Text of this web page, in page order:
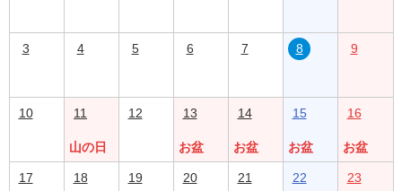
3 4 5 6 7 8 9
10 11
山の日
12 13
お盆
14
お盆
15
お盆
16
お盆
17 18 19 20 21 22 23